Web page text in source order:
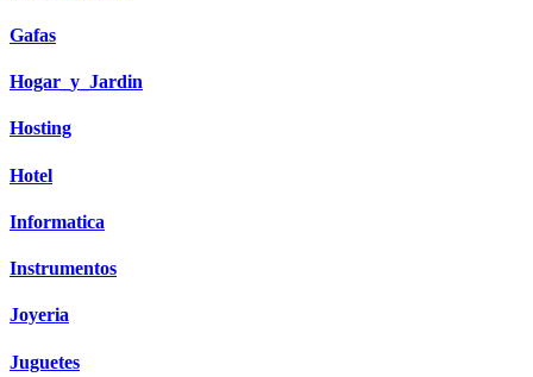
Gafas
Hogar_y_Jardin
Hosting
Hotel
Informatica
Instrumentos
Joyeria
Juguetes